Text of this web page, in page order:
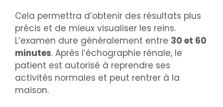
Cela permettra d’obtenir des résultats plus
précis et de mieux visualiser les reins.
L’examen dure généralement entre 30 et 60
minutes. Après l’échographie rénale, le
patient est autorisé à reprendre ses
activités normales et peut rentrer à la
maison.